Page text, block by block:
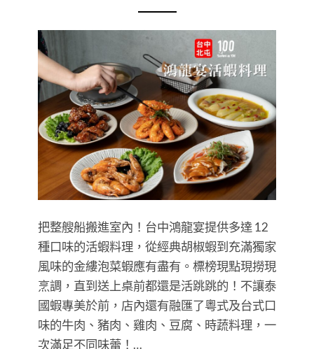
把整艘船搬進室內！台中鴻龍宴提供多達 12
種口味的活蝦料理，從經典胡椒蝦到充滿獨家
風味的金縷泡菜蝦應有盡有。標榜現點現撈現
烹調，直到送上桌前都還是活跳跳的！不讓泰
國蝦專美於前，店內還有融匯了粵式及台式口
味的牛肉、豬肉、雞肉、豆腐、時蔬料理，一
次滿足不同味蕾！…